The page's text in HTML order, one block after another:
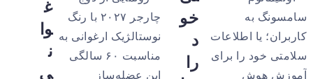
خو
د
را
غ
وا
ن
ی